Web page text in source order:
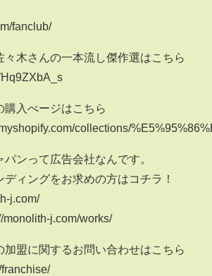
fanclub/
木さんの一本流し傑作選はこちら
入ぺージはこちら
collections/
ンって広告会社なんです。
ィングをお求めの方はコチラ！
j.com/
j.com/works/
加盟に関するお問い合わせはこちら